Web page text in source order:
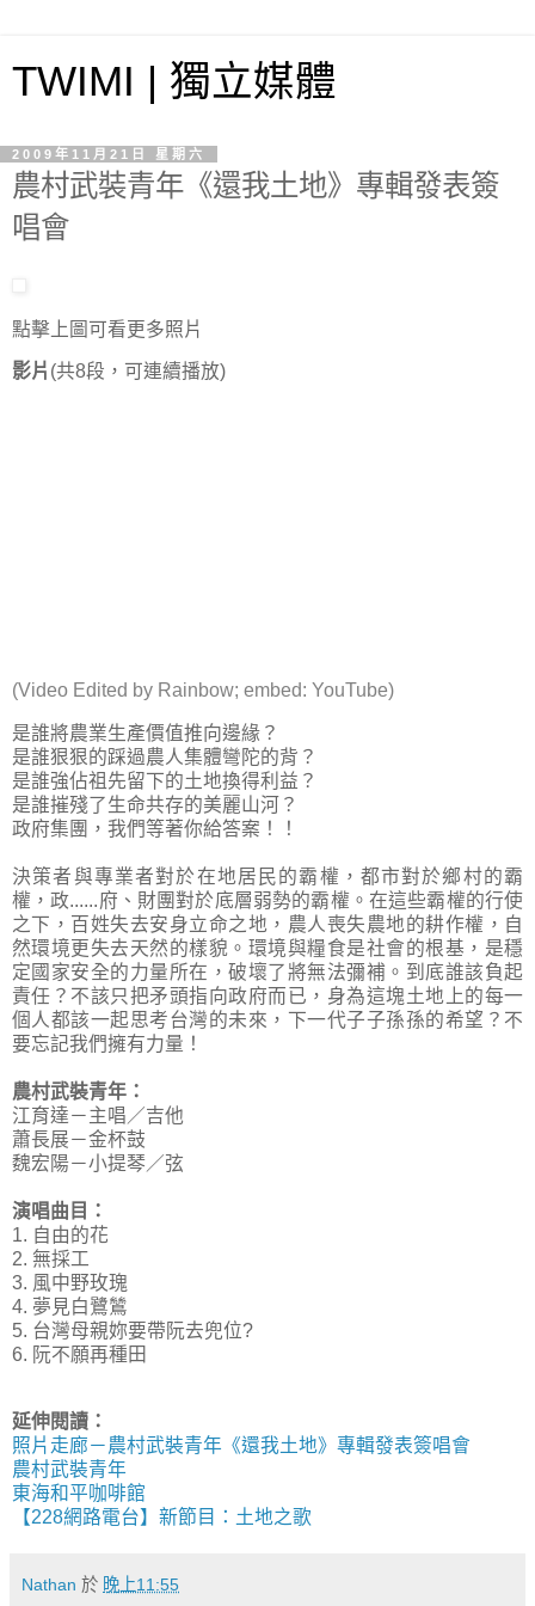
TWIMI | 獨立媒體
2009年11月21日 星期六
農村武裝青年《還我土地》專輯發表簽
唱會
點擊上圖可看更多照片
影片 (共8段，可連續播放)
(Video Edited by Rainbow; embed: YouTube)
是誰將農業生產價值推向邊緣？
是誰狠狠的踩過農人集體彎陀的背？
是誰強佔祖先留下的土地換得利益？
是誰摧殘了生命共存的美麗山河？
政府集團，我們等著你給答案！！
決策者與專業者對於在地居民的霸權，都市對於鄉村的霸
權，政......府、財團對於底層弱勢的霸權。在這些霸權的行使
之下，百姓失去安身立命之地，農人喪失農地的耕作權，自
然環境更失去天然的樣貌。環境與糧食是社會的根基，是穩
定國家安全的力量所在，破壞了將無法彌補。到底誰該負起
責任？不該只把矛頭指向政府而已，身為這塊土地上的每一
個人都該一起思考台灣的未來，下一代子子孫孫的希望？不
要忘記我們擁有力量！
農村武裝青年：
江育達－主唱／吉他
蕭長展－金杯鼓
魏宏陽－小提琴／弦
演唱曲目：
1. 自由的花
2. 無採工
3. 風中野玫瑰
4. 夢見白鷺鷥
5. 台灣母親妳要帶阮去兜位?
6. 阮不願再種田
延伸閱讀：
照片走廊－農村武裝青年《還我土地》專輯發表簽唱會
農村武裝青年
東海和平咖啡館
【228網路電台】新節目：土地之歌
Nathan 於 晚上11:55